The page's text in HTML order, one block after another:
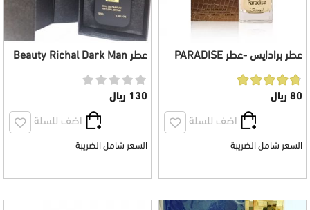
عطر برادايس -عطر PARADISE
80 ريال
اضف للسلة
السعر شامل الضريبة
عطر Beauty Richal Dark Man
130 ريال
اضف للسلة
السعر شامل الضريبة